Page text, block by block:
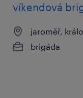
víkendová
jaroměř,
brigáda